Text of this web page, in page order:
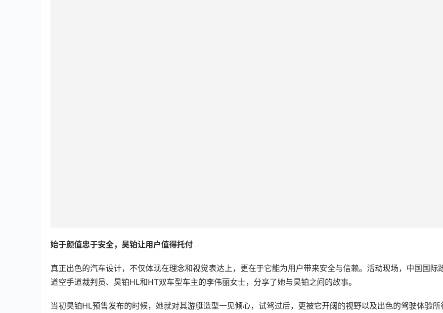
始于颜值忠于安全，昊铂让用户值得托付
真正出色的汽车设计，不仅体现在理念和视觉表达上，更在于它能为用户带来安全与信赖。活动现场，中国国际
道空手道裁判员、昊铂HL和HT双车型车主的李伟丽女士，分享了她与昊铂之间的故事。
当初昊铂HL预售发布的时候，她就对其游艇造型一见倾心，试驾过后，更被它开阔的视野以及出色的驾驶体验所